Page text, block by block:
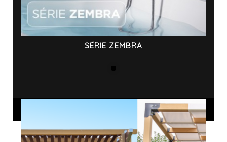
SÉRIE ZEMBRA
ANNONCES SPONSORISÉES